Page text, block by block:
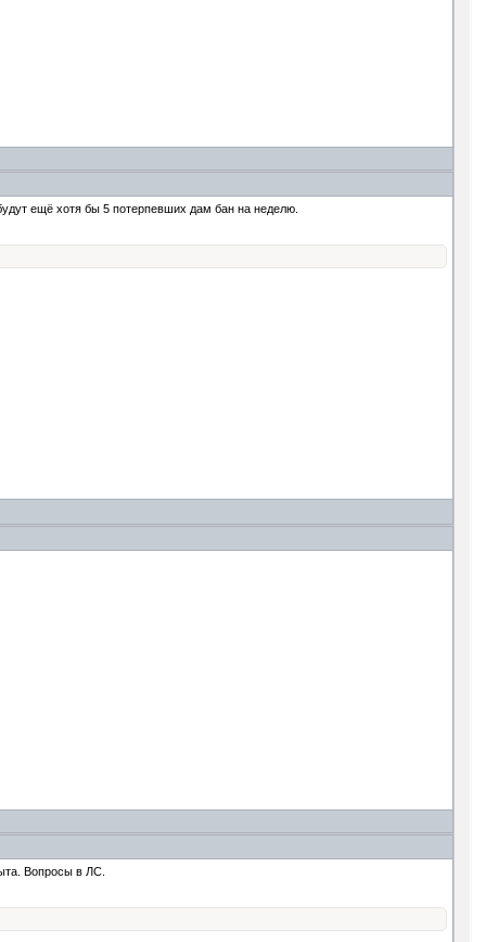
ещё хотя бы 5 потерпевших дам бан на неделю.
Вопросы в ЛС.